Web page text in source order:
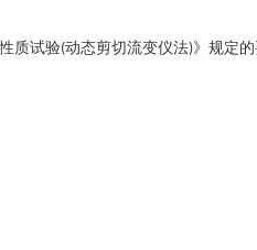
质试验(动态剪切流变仪法)》规定